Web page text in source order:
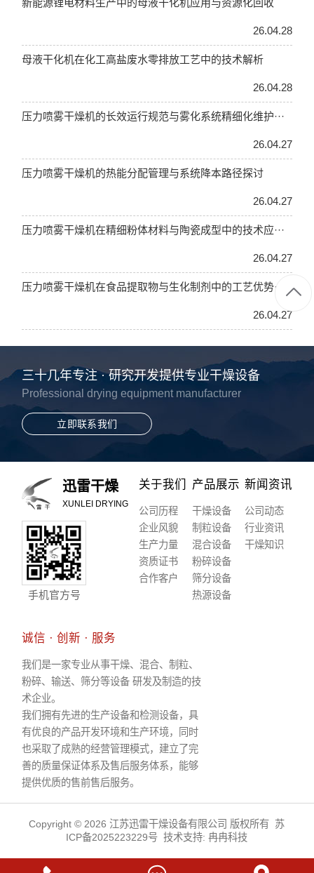
新能源锂电材料生产中的母液干化机应用与资源化回收
26.04.28
母液干化机在化工高盐废水零排放工艺中的技术解析
26.04.28
压力喷雾干燥机的长效运行规范与雾化系统精细化维护···
26.04.27
压力喷雾干燥机的热能分配管理与系统降本路径探讨
26.04.27
压力喷雾干燥机在精细粉体材料与陶瓷成型中的技术应···
26.04.27
压力喷雾干燥机在食品提取物与生化制剂中的工艺优势···
26.04.27
三十几年专注 · 研究开发提供专业干燥设备
Professional drying equipment manufacturer
立即联系我们
迅雷干燥
XUNLEI DRYING
手机官方号
关于我们
公司历程
企业风貌
生产力量
资质证书
合作客户
产品展示
干燥设备
制粒设备
混合设备
粉碎设备
筛分设备
热源设备
新闻资讯
公司动态
行业资讯
干燥知识
诚信 · 创新 · 服务
我们是一家专业从事干燥、混合、制粒、
粉碎、输送、筛分等设备 研发及制造的技
术企业。
我们拥有先进的生产设备和检测设备，具
有优良的产品开发环境和生产环境，同时
也采取了成熟的经营管理模式，建立了完
善的质量保证体系及售后服务体系，能够
提供优质的售前售后服务。
Copyright © 2026 江苏迅雷干燥设备有限公司 版权所有 苏
ICP备2025223229号 技术支持:冉冉科技